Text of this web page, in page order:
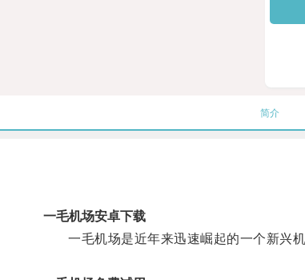
简介
一毛机场安卓下载
一毛机场是近年来迅速崛起的一个新兴机